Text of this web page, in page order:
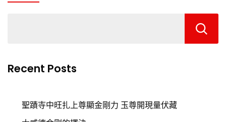
Recent Posts
聖蹟寺中旺扎上尊顯金剛力 玉尊開現量伏藏